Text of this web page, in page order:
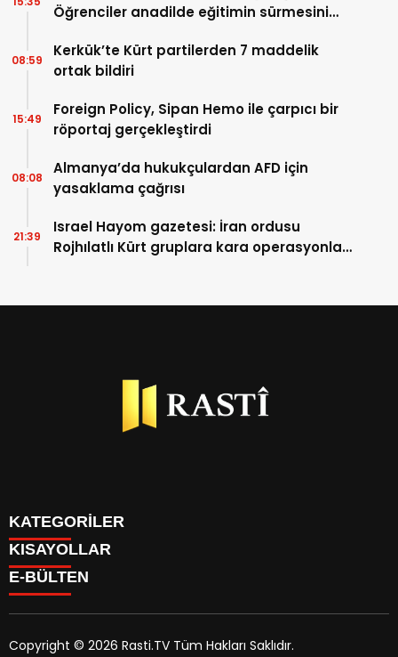
Öğrenciler anadilde eğitimin sürmesini
Kerkük’te Kürt partilerden 7 maddelik
ortak bildiri
08:59
Foreign Policy, Sipan Hemo ile çarpıcı bir
röportaj gerçekleştirdi
15:49
Almanya’da hukukçulardan AFD için
yasaklama çağrısı
08:08
Israel Hayom gazetesi: İran ordusu
Rojhılatlı Kürt gruplara kara operasyonları
21:39
KATEGORİLER
BİYOGRAFİLER
DÜNYA
KÜLTÜR SANAT
KISAYOLLAR
YAZARLAR
PARİTELER
KÜNYE
E-BÜLTEN
Copyright © 2026 Rasti.TV Tüm Hakları Saklıdır.